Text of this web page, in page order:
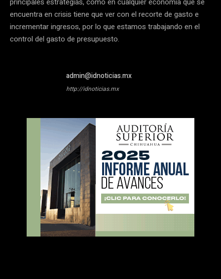
encuentra en crisis tiene que ver con el recorte de gasto e
incrementar ingresos, por lo que estamos trabajando en el
control del gasto de presupuesto.
admin@idnoticias.mx
http://idnoticias.mx